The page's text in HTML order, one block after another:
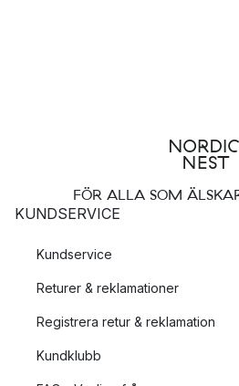
FÖR ALLA SOM
KUNDSERVICE
Kundservice
Returer & reklamationer
Registrera retur & reklamation
Kundklubb